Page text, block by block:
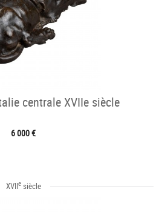
centrale XVIIe siècle
6 000 €
XVIIesiècle